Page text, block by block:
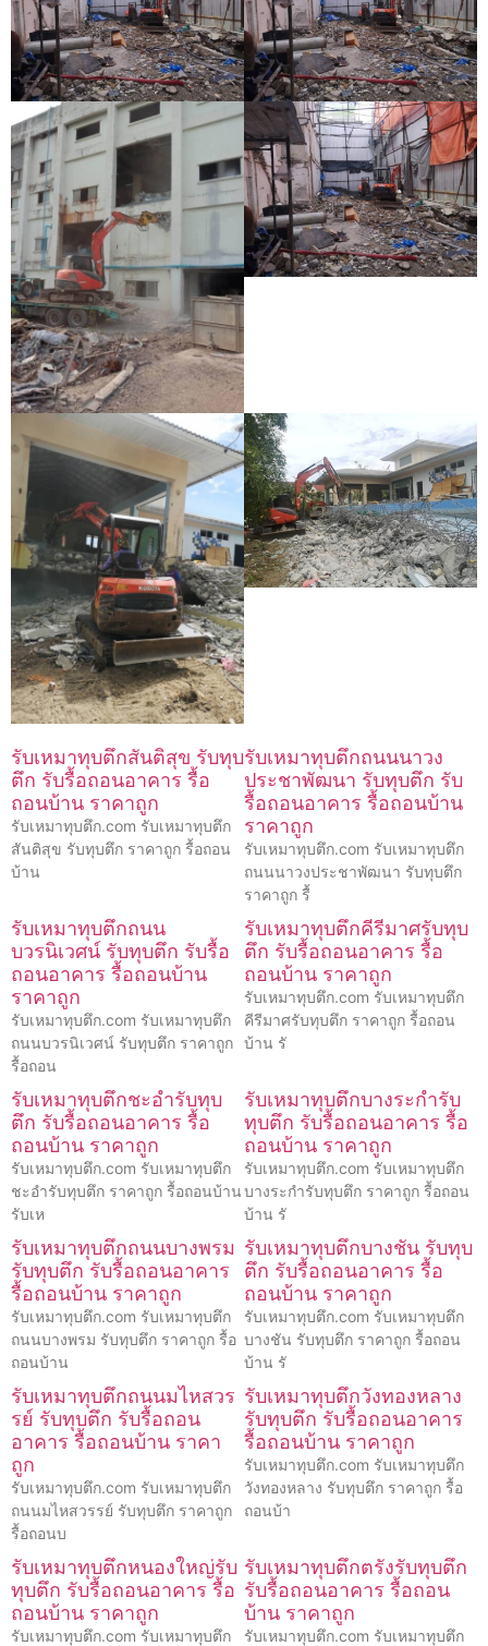
รับเหมาทุบตึกสันติสุข รับทุบ
ตึก รับรื้อถอนอาคาร รื้อ
ถอนบ้าน ราคาถูก
รับเหมาทุบตึก.com รับเหมาทุบตึก
สันติสุข รับทุบตึก ราคาถูก รื้อถอน
บ้าน
รับเหมาทุบตึกถนนนาวง
ประชาพัฒนา รับทุบตึก รับ
รื้อถอนอาคาร รื้อถอนบ้าน
ราคาถูก
รับเหมาทุบตึก.com รับเหมาทุบตึก
ถนนนาวงประชาพัฒนา รับทุบตึก
ราคาถูก รื้
รับเหมาทุบตึกถนน
บวรนิเวศน์ รับทุบตึก รับรื้อ
ถอนอาคาร รื้อถอนบ้าน
ราคาถูก
รับเหมาทุบตึก.com รับเหมาทุบตึก
ถนนบวรนิเวศน์ รับทุบตึก ราคาถูก
รื้อถอน
รับเหมาทุบตึกคีรีมาศรับทุบ
ตึก รับรื้อถอนอาคาร รื้อ
ถอนบ้าน ราคาถูก
รับเหมาทุบตึก.com รับเหมาทุบตึก
คีรีมาศรับทุบตึก ราคาถูก รื้อถอน
บ้าน รั
รับเหมาทุบตึกชะอำรับทุบ
ตึก รับรื้อถอนอาคาร รื้อ
ถอนบ้าน ราคาถูก
รับเหมาทุบตึก.com รับเหมาทุบตึก
ชะอำรับทุบตึก ราคาถูก รื้อถอนบ้าน
รับเห
รับเหมาทุบตึกบางระกำรับ
ทุบตึก รับรื้อถอนอาคาร รื้อ
ถอนบ้าน ราคาถูก
รับเหมาทุบตึก.com รับเหมาทุบตึก
บางระกำรับทุบตึก ราคาถูก รื้อถอน
บ้าน รั
รับเหมาทุบตึกถนนบางพรม
รับทุบตึก รับรื้อถอนอาคาร
รื้อถอนบ้าน ราคาถูก
รับเหมาทุบตึก.com รับเหมาทุบตึก
ถนนบางพรม รับทุบตึก ราคาถูก รื้อ
ถอนบ้าน
รับเหมาทุบตึกบางชัน รับทุบ
ตึก รับรื้อถอนอาคาร รื้อ
ถอนบ้าน ราคาถูก
รับเหมาทุบตึก.com รับเหมาทุบตึก
บางชัน รับทุบตึก ราคาถูก รื้อถอน
บ้าน รั
รับเหมาทุบตึกถนนมไหสวร
รย์ รับทุบตึก รับรื้อถอน
อาคาร รื้อถอนบ้าน ราคา
ถูก
รับเหมาทุบตึก.com รับเหมาทุบตึก
ถนนมไหสวรรย์ รับทุบตึก ราคาถูก
รื้อถอนบ
รับเหมาทุบตึกวังทองหลาง
รับทุบตึก รับรื้อถอนอาคาร
รื้อถอนบ้าน ราคาถูก
รับเหมาทุบตึก.com รับเหมาทุบตึก
วังทองหลาง รับทุบตึก ราคาถูก รื้อ
ถอนบ้า
รับเหมาทุบตึกหนองใหญ่รับ
ทุบตึก รับรื้อถอนอาคาร รื้อ
ถอนบ้าน ราคาถูก
รับเหมาทุบตึก.com รับเหมาทุบตึก
รับเหมาทุบตึกตรังรับทุบตึก
รับรื้อถอนอาคาร รื้อถอน
บ้าน ราคาถูก
รับเหมาทุบตึก.com รับเหมาทุบตึก